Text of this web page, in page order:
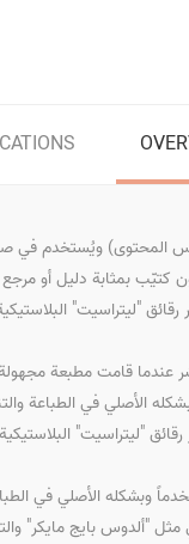
ويُستخدم في
بمثابة دليل أو
"ليتراسيت"
عندما قامت مطبعة
الأصلي في الطباعة
"ليتراسيت"
الأصلي في
مثل "ألدوس بايج